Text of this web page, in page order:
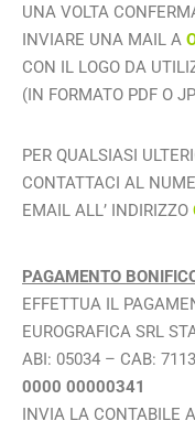
UNA VOLTA
INVIARE UNA MAIL A
CON IL LOGO DA
(IN FORMATO PDF O
PER QUALSIASI
CONTATTACI AL
EMAIL ALL’ INDIRIZZO
PAGAMENTO
EFFETTUA IL
EUROGRAFICA SRL
ABI: 05034 – CAB:
0000 00000341
INVIA LA CONTABILE